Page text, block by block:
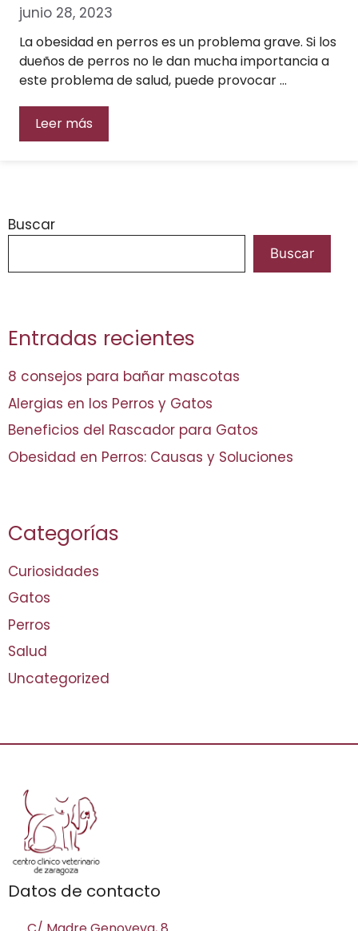
junio 28, 2023
La obesidad en perros es un problema grave. Si los
dueños de perros no le dan mucha importancia a
este problema de salud, puede provocar …
Leer más
Buscar
Buscar
Entradas recientes
8 consejos para bañar mascotas
Alergias en los Perros y Gatos
Beneficios del Rascador para Gatos
Obesidad en Perros: Causas y Soluciones
Categorías
Curiosidades
Gatos
Perros
Salud
Uncategorized
Datos de contacto